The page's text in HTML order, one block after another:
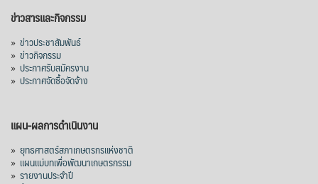
ข่าวสารและกิจกรรม
» ข่าวประชาสัมพันธ์
» ข่าวกิจกรรม
» ประกาศรับสมัครงาน
» ประกาศจัดซื้อจัดจ้าง
แผน-ผลการดำเนินงาน
» ยุทธศาสตร์สภาเกษตรกรแห่งชาติ
» แผนแม่บทเพื่อพัฒนาเกษตรกรรม
» รายงานประจำปี